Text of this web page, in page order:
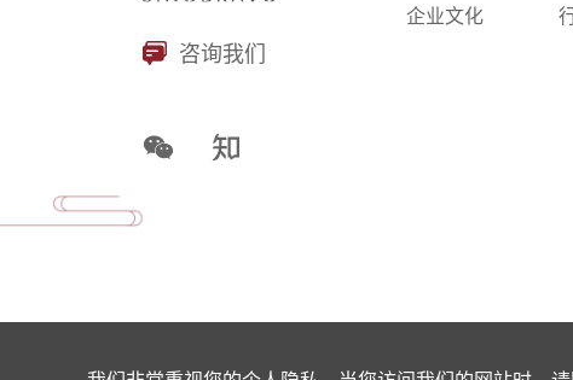
咨询我们
企业文化